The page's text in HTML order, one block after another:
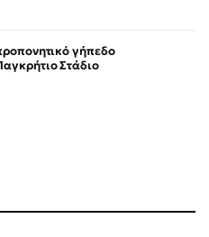
γήπεδο
Στάδιο